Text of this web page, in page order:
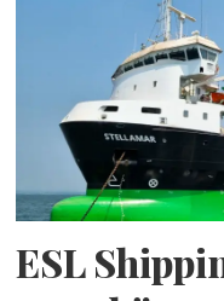
ESL